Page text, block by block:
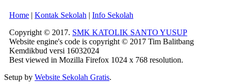
Home | Kontak Sekolah | Info Sekolah
Copyright © 2017. SMK KATOLIK SANTO YUSUP
Website engine's code is copyright © 2017 Tim Balitbang
Kemdikbud versi 16032024
Best viewed in Mozilla Firefox 1024 x 768 resolution.
Setup by Website Sekolah Gratis.